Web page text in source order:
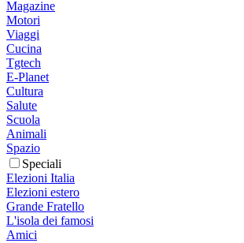
Magazine
Motori
Viaggi
Cucina
Tgtech
E-Planet
Cultura
Salute
Scuola
Animali
Spazio
Speciali
Elezioni Italia
Elezioni estero
Grande Fratello
L'isola dei famosi
Amici